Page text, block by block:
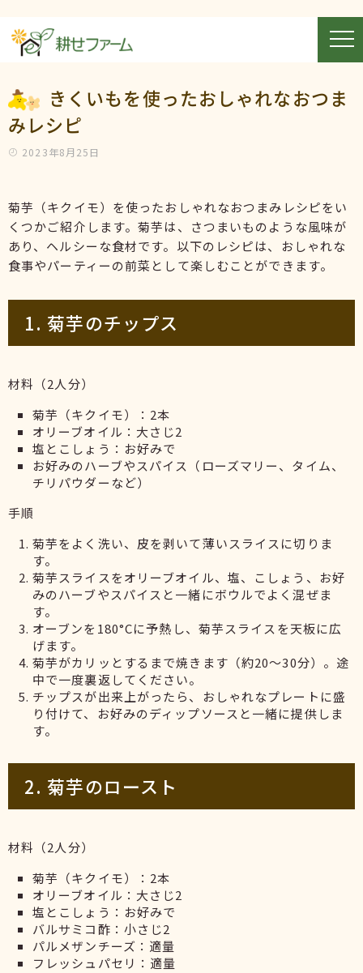
きくいもを使ったおしゃれなおつま
みレシピ
2023年8月25日
菊芋（キクイモ）を使ったおしゃれなおつまみレシピをい
くつかご紹介します。菊芋は、さつまいものような風味が
あり、ヘルシーな食材です。以下のレシピは、おしゃれな
食事やパーティーの前菜として楽しむことができます。
1. 菊芋のチップス
材料（2人分）
菊芋（キクイモ）：2本
オリーブオイル：大さじ2
塩とこしょう：お好みで
お好みのハーブやスパイス（ローズマリー、タイム、
チリパウダーなど）
手順
菊芋をよく洗い、皮を剥いて薄いスライスに切りま
す。
菊芋スライスをオリーブオイル、塩、こしょう、お好
みのハーブやスパイスと一緒にボウルでよく混ぜま
す。
オーブンを180°Cに予熱し、菊芋スライスを天板に広
げます。
菊芋がカリッとするまで焼きます（約20〜30分）。途
中で一度裏返してください。
チップスが出来上がったら、おしゃれなプレートに盛
り付けて、お好みのディップソースと一緒に提供しま
す。
2. 菊芋のロースト
材料（2人分）
菊芋（キクイモ）：2本
オリーブオイル：大さじ2
塩とこしょう：お好みで
バルサミコ酢：小さじ2
パルメザンチーズ：適量
フレッシュパセリ：適量